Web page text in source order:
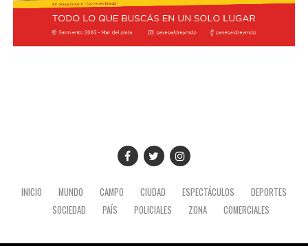
INICIO MUNDO CAMPO CIUDAD ESPECTÁCULOS
DEPORTES
SOCIEDAD
PAÍS POLICIALES ZONA COMERCIALES